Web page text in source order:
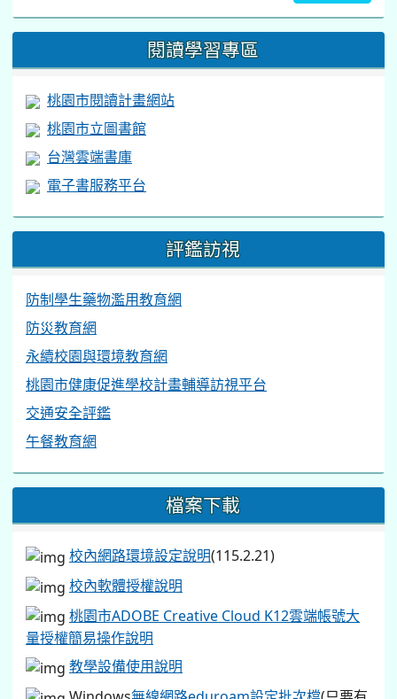
閱讀學習專區
桃園市閱讀計畫網站
桃園市立圖書館
台灣雲端書庫
電子書服務平台
評鑑訪視
防制學生藥物濫用教育網
防災教育網
永續校園與環境教育網
桃園市健康促進學校計畫輔導訪視平台
交通安全評鑑
午餐教育網
檔案下載
校內網路環境設定說明(115.2.21)
校內軟體授權說明
桃園市ADOBE Creative Cloud K12雲端帳號大
量授權簡易操作說明
教學設備使用說明